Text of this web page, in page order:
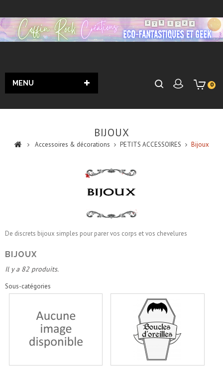
0
MENU
BIJOUX
Accessoires & décorations PETITS ACCESSOIRES Bijoux
De discrets bijoux simples pour parer vos corps et vos chevelures
BIJOUX
Il y a 82 produits.
Sous-catégories